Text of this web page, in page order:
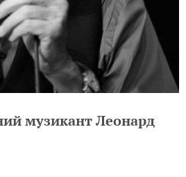
музикант Леонард